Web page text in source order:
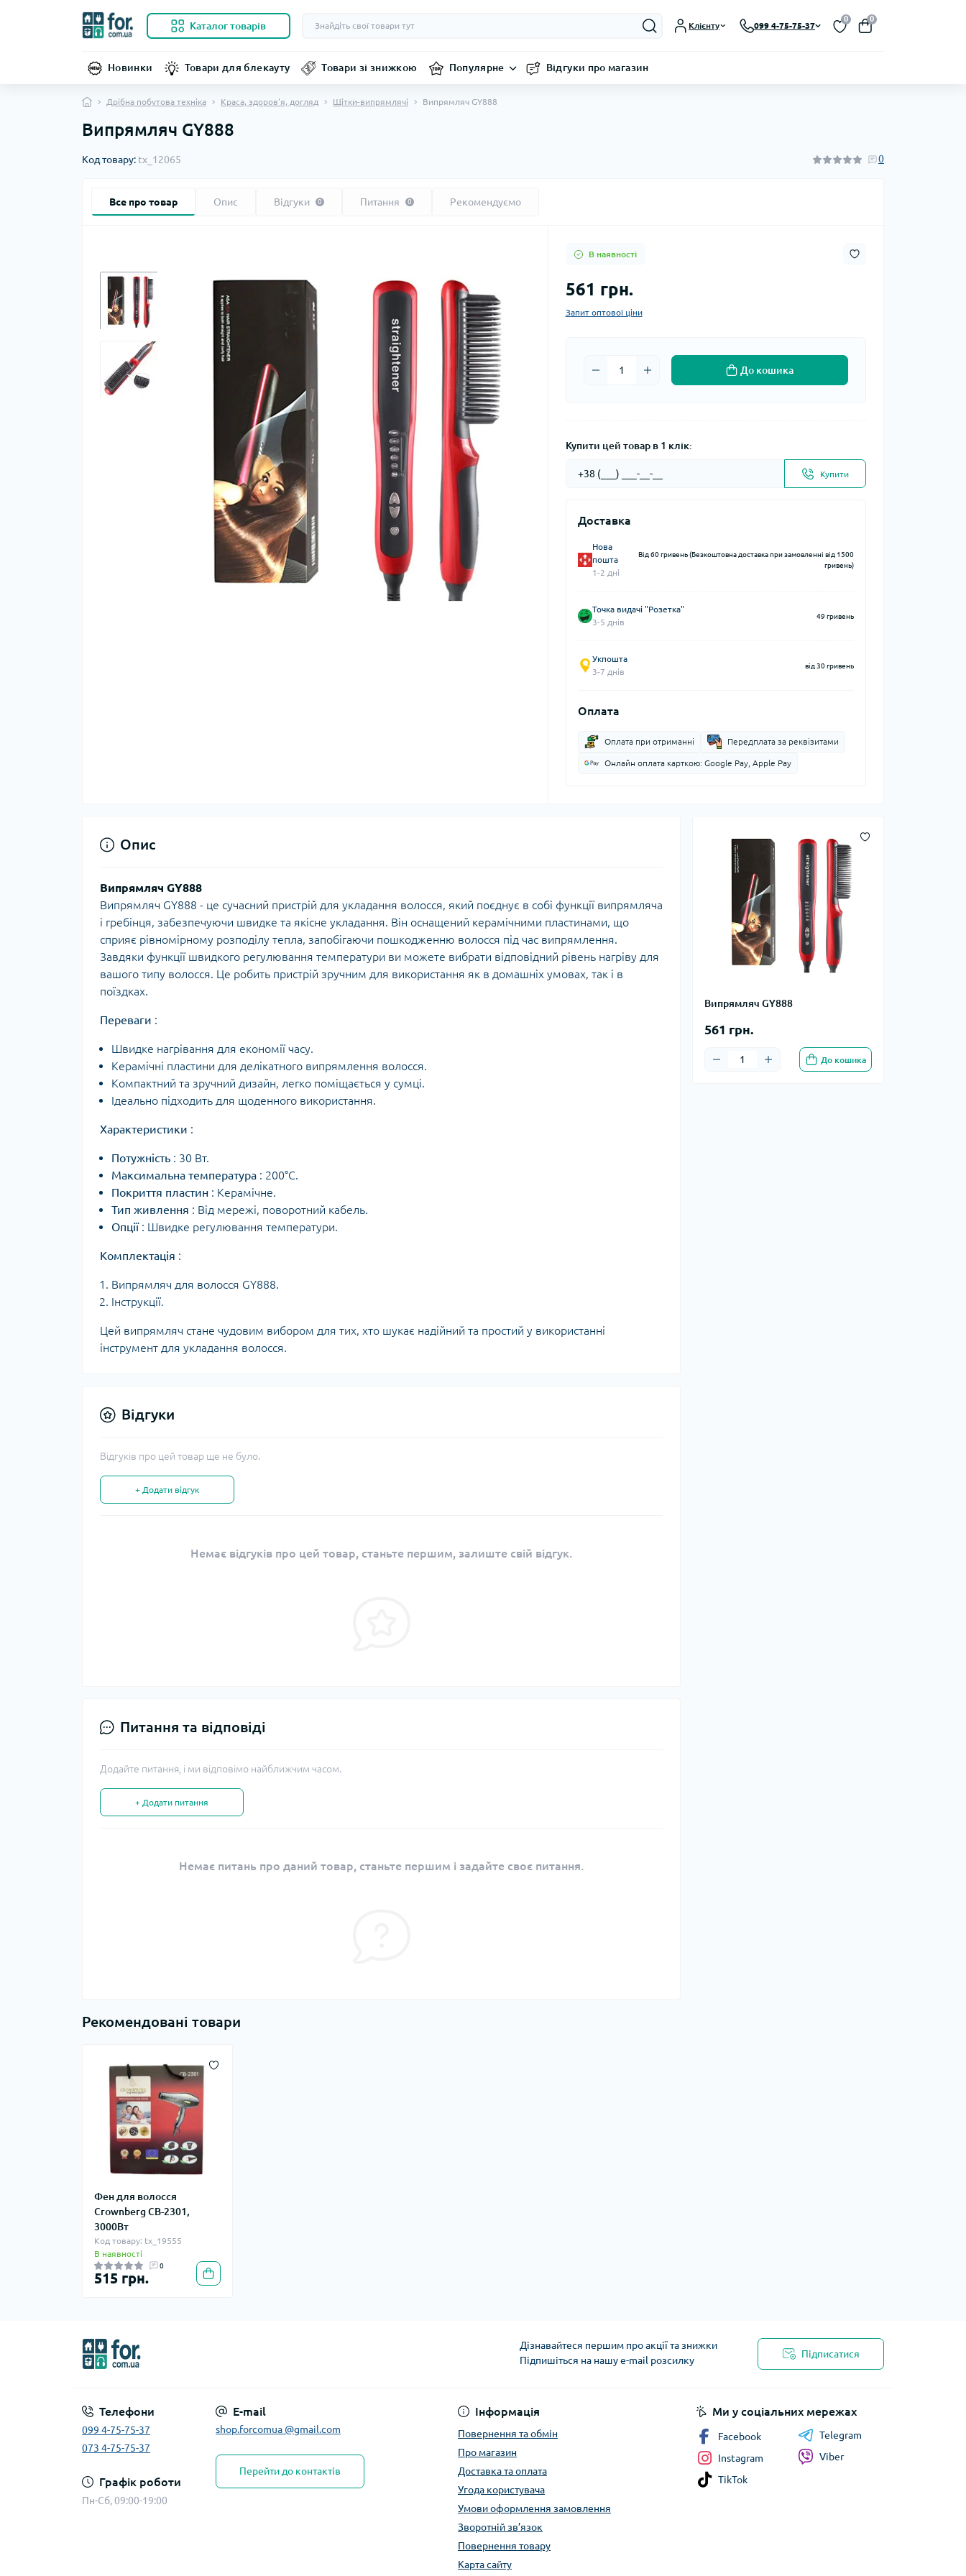
Каталог товарів Клієнту 099 4-75-75-37
0 0
Новинки Товари для блекауту Товари зі знижкою Популярне Відгуки про магазин
Дрібна побутова техніка Краса, здоров'я, догляд Щітки-випрямлячі Випрямляч GY888
Випрямляч GY888
Код товару: tx_12065 0
Все про товар Опис Відгуки 0 Питання 0 Рекомендуємо
В наявності
561 грн.
Запит оптової ціни
До кошика
Купити цей товар в 1 клік:
Купити
Доставка
Нова
пошта
1-2 дні
Від 60 гривень (Безкоштовна доставка при замовленні від 1500
гривень)
Точка видачі "Розетка"
3-5 днів
49 гривень
Укпошта
3-7 днів
від 30 гривень
Оплата
Оплата при отриманні Передплата за реквізитами
Онлайн оплата карткою: Google Pay, Apple Pay
Випрямляч GY888
561 грн.
До кошика
Опис
Випрямляч GY888
Випрямляч GY888 - це сучасний пристрій для укладання волосся, який поєднує в собі функції випрямляча
і гребінця, забезпечуючи швидке та якісне укладання. Він оснащений керамічними пластинами, що
сприяє рівномірному розподілу тепла, запобігаючи пошкодженню волосся під час випрямлення.
Завдяки функції швидкого регулювання температури ви можете вибрати відповідний рівень нагріву для
вашого типу волосся. Це робить пристрій зручним для використання як в домашніх умовах, так і в
поїздках.
Переваги :
Швидке нагрівання для економії часу.
Керамічні пластини для делікатного випрямлення волосся.
Компактний та зручний дизайн, легко поміщається у сумці.
Ідеально підходить для щоденного використання.
Характеристики :
Потужність : 30 Вт.
Максимальна температура : 200°C.
Покриття пластин : Керамічне.
Тип живлення : Від мережі, поворотний кабель.
Опції: Швидке регулювання температури.
Комплектація :
Випрямляч для волосся GY888.
Інструкції.
Цей випрямляч стане чудовим вибором для тих, хто шукає надійний та простий у використанні
інструмент для укладання волосся.
Відгуки
Відгуків про цей товар ще не було.
+ Додати відгук
Немає відгуків про цей товар, станьте першим, залиште свій відгук.
Питання та відповіді
Додайте питання, і ми відповімо найближчим часом.
+ Додати питання
Немає питань про даний товар, станьте першим і задайте своє питання.
Рекомендовані товари
Фен для волосся
Crownberg CB-2301,
3000Вт
Код товару: tx_19555
В наявності
0
515 грн.
Дізнавайтеся першим про акції та знижки
Підпишіться на нашу e-mail розсилку
Підписатися
Телефони
099 4-75-75-37
073 4-75-75-37
Графік роботи
Пн-Сб, 09:00-19:00
E-mail
shop.forcomua @gmail.com
Перейти до контактів
Інформація
Повернення та обмін
Про магазин
Доставка та оплата
Угода користувача
Умови оформлення замовлення
Зворотній зв’язок
Повернення товару
Карта сайту
Ми у соціальних мережах
Facebook
Instagram
TikTok
Telegram
Viber